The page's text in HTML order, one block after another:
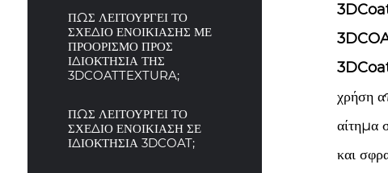
ΠΩΣ ΛΕΙΤΟΥΡΓΕΙ ΤΟ
ΣΧΕΔΙΟ ΕΝΟΙΚΙΑΣΗΣ ΜΕ
ΠΡΟΟΡΙΣΜΟ ΠΡΟΣ
ΙΔΙΟΚΤΗΣΙΑ ΤΗΣ
3DCOATTEXTURA;
ΠΩΣ ΛΕΙΤΟΥΡΓΕΙ ΤΟ
ΣΧΕΔΙΟ ΕΝΟΙΚΙΑΣΗ ΣΕ
ΙΔΙΟΚΤΗΣΙΑ 3DCOAT;
χρήση
αίτημα
και